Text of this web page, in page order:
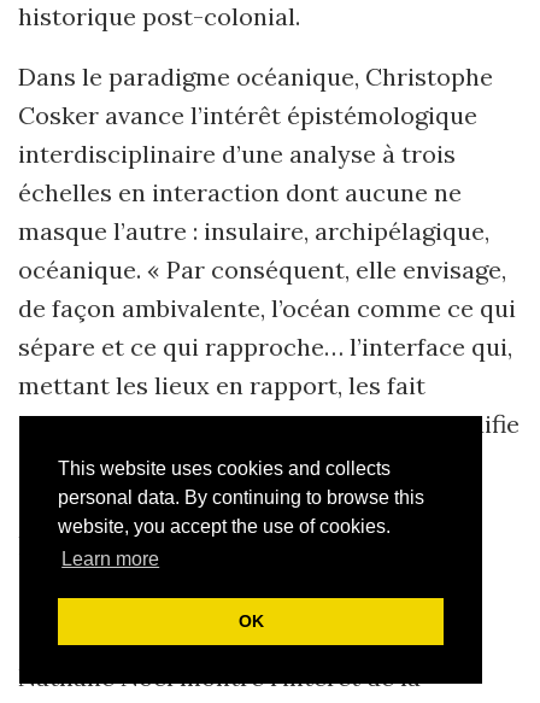
This website uses cookies and collects
personal data. By continuing to browse this
website, you accept the use of cookies.
Learn more
OK
historique post-colonial.
Dans le paradigme océanique, Christophe
Cosker avance l’intérêt épistémologique
interdisciplinaire d’une analyse à trois
échelles en interaction dont aucune ne
masque l’autre : insulaire, archipélagique,
océanique. « Par conséquent, elle envisage,
de façon ambivalente, l’océan comme ce qui
sépare et ce qui rapproche… l’interface qui,
mettant les lieux en rapport, les fait
communiquer entre eux, et donc les modifie
dans le sens des ressemblances et des
différences ». Il montre comment ce
paradigme est opératoire en littérature
d’autres disciplines.
Nathalie Noël montre l’intérêt de la